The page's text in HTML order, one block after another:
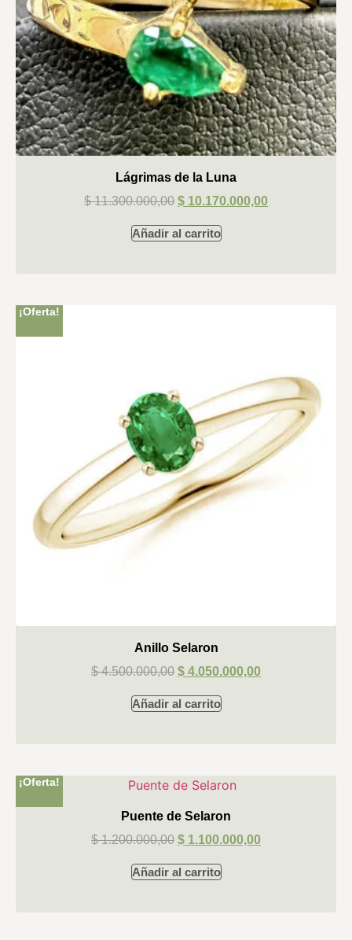
Lágrimas de la Luna
$11.300.000,00 $ 10.170.000,00
Añadir al carrito
¡Oferta!
Anillo Selaron
$4.500.000,00 $ 4.050.000,00
Añadir al carrito
¡Oferta!
Puente de Selaron
$1.200.000,00 $ 1.100.000,00
Añadir al carrito